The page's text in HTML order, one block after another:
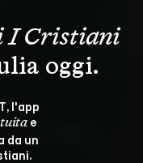
I Cristiani
oggi.
l'app
e
da un